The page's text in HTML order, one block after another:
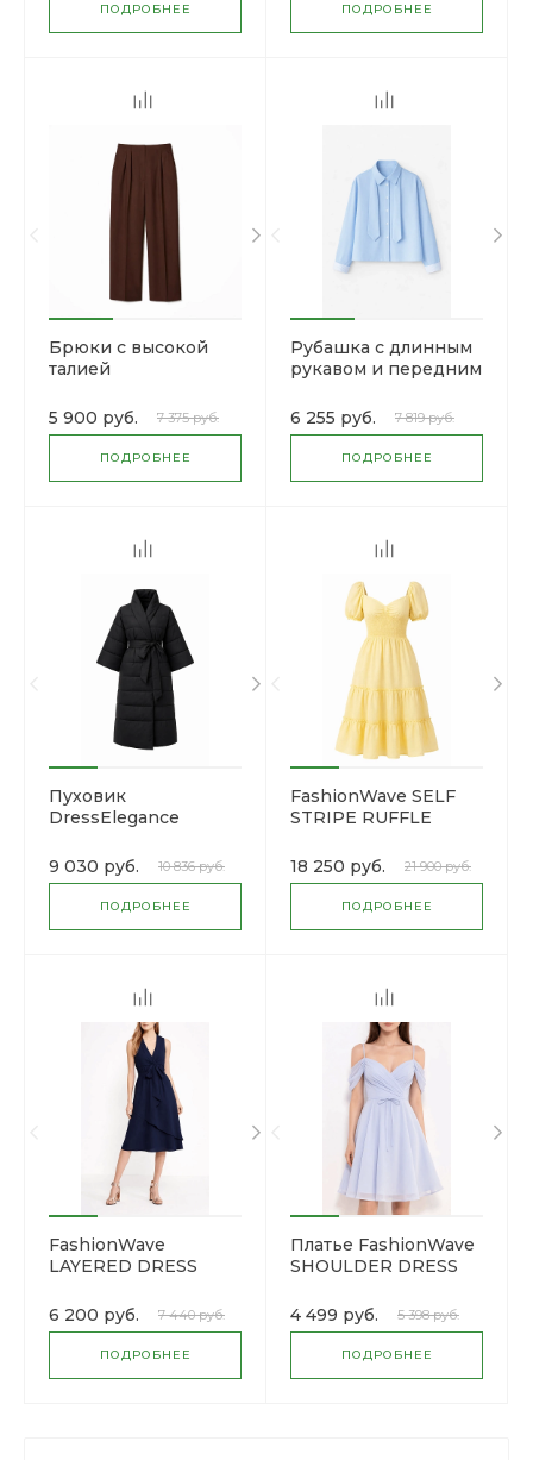
ПОДРОБНЕЕ ПОДРОБНЕЕ
Брюки с высокой
талией
5 900 руб. 7 375 руб.
ПОДРОБНЕЕ
Рубашка с длинным
рукавом и передним
6 255 руб.
7 819 руб.
ПОДРОБНЕЕ
Пуховик
DressElegance
9 030 руб. 10 836 руб.
ПОДРОБНЕЕ
FashionWave SELF
STRIPE RUFFLE
18 250 руб.
21 900 руб.
ПОДРОБНЕЕ
FashionWave
LAYERED DRESS
6 200 руб. 7 440 руб.
ПОДРОБНЕЕ
Платье FashionWave
SHOULDER DRESS
4 499 руб. 5 398 руб.
ПОДРОБНЕЕ